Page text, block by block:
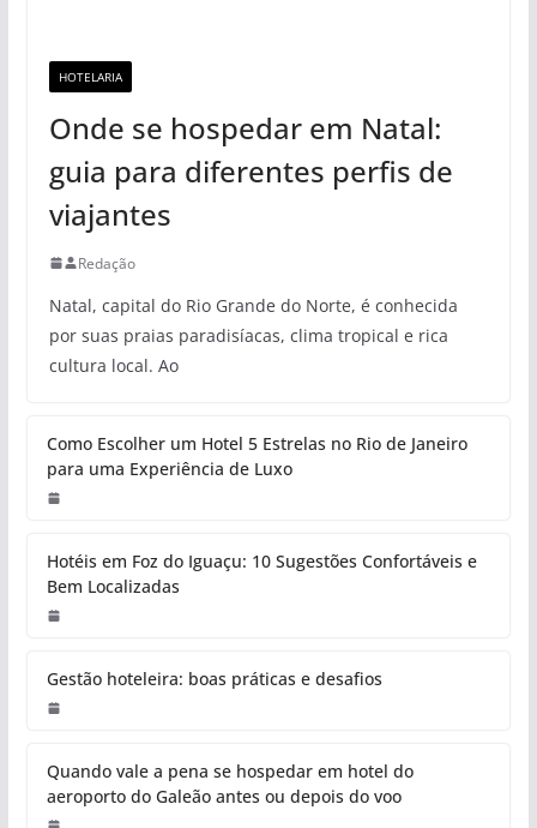
HOTELARIA
Onde se hospedar em Natal:
guia para diferentes perfis de
viajantes
Redação
Natal, capital do Rio Grande do Norte, é conhecida
por suas praias paradisíacas, clima tropical e rica
cultura local. Ao
Como Escolher um Hotel 5 Estrelas no Rio de Janeiro
para uma Experiência de Luxo
Hotéis em Foz do Iguaçu: 10 Sugestões Confortáveis e
Bem Localizadas
Gestão hoteleira: boas práticas e desafios
Quando vale a pena se hospedar em hotel do
aeroporto do Galeão antes ou depois do voo